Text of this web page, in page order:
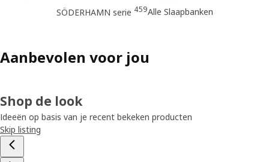
SÖDERHAMN serie 459Alle Slaapbanken
Aanbevolen voor jou
Shop de look
Ideeën op basis van je recent bekeken producten
Skip listing